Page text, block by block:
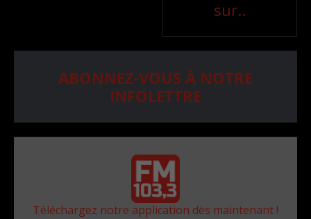
sur..
ABONNEZ-VOUS À NOTRE
INFOLETTRE
Téléchargez notre application dès maintenant !